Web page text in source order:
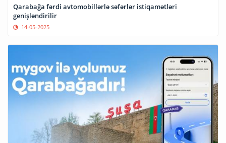
Qarabağa fərdi avtomobillərlə səfərlər istiqamətləri
genişləndirilir
14-05-2025